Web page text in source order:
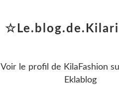
Voir le profil de KilaFashion
Eklablog